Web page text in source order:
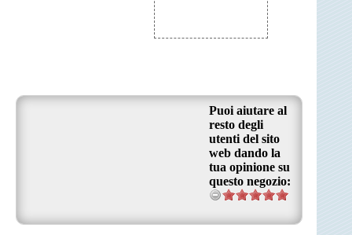
Puoi aiutare al
resto degli
utenti del sito
web dando la
tua opinione su
questo negozio: